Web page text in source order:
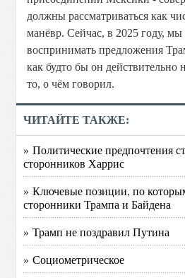
должны рассматриваться как
манёвр. Сейчас, в 2025 году,
воспринимать предложения
как будто бы он действительно
то, о чём говорил.
ЧИТАЙТЕ ТАКЖЕ:
» Политические предпочтения
сторонников Харрис
» Ключевые позиции, по
сторонники Трампа и Байдена
» Трамп не поздравил Путина
» Социометрическое